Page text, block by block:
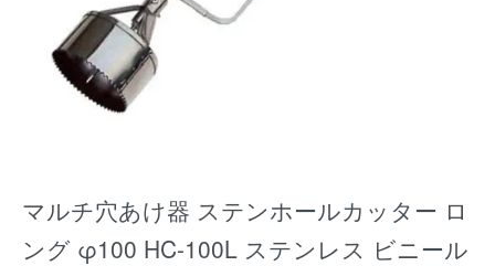
マルチ穴あけ器 ステンホールカッター ロ
ング φ100 HC-100L ステンレス ビニール